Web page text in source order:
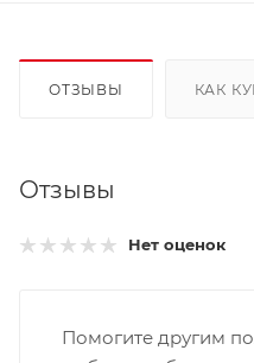
ОТЗЫВЫ КАК
Отзывы
Нет оценок
Помогите другим